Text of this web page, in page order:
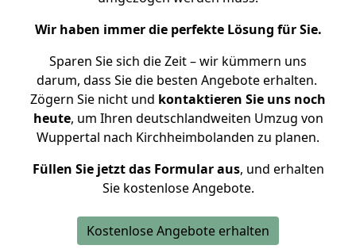
Wir haben immer die perfekte Lösung für Sie.
Sparen Sie sich die Zeit – wir kümmern uns
darum, dass Sie die besten Angebote erhalten.
Zögern Sie nicht und kontaktieren Sie uns noch
heute, um Ihren deutschlandweiten Umzug von
Wuppertal nach Kirchheimbolanden zu planen.
Füllen Sie jetzt das Formular aus, und erhalten
Sie kostenlose Angebote.
Kostenlose Angebote erhalten